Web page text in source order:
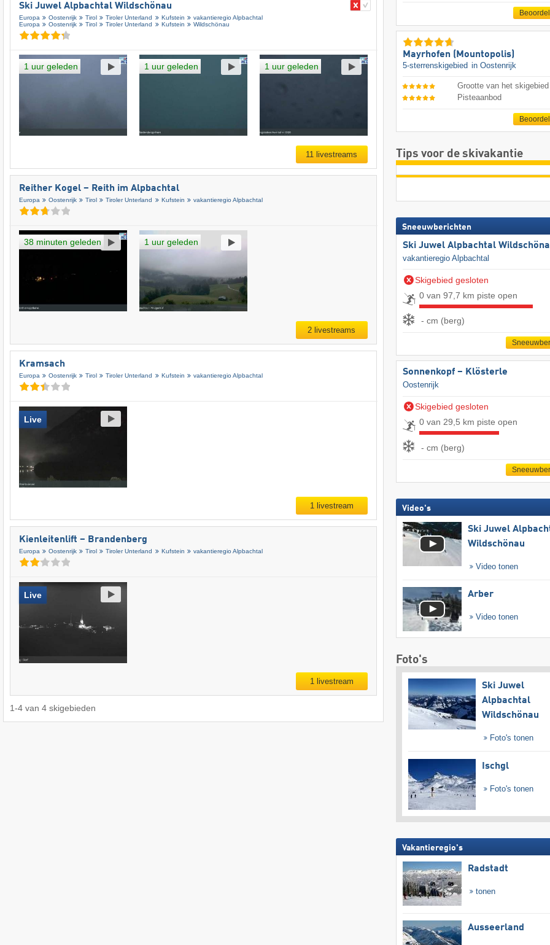
Ski Juwel Alpbachtal Wildschönau
Europa Oostenrijk Tirol Tiroler Unterland Kufstein
vakantieregio Alpbachtal
Europa
Oostenrijk Tirol Tiroler Unterland Kufstein Wildschönau
1 uur geleden 1 uur geleden 1 uur geleden
11 livestreams
Reither Kogel – Reith im Alpbachtal
Europa Oostenrijk Tirol Tiroler Unterland Kufstein vakantieregio Alpbachtal
38 minuten geleden 1 uur geleden
2 livestreams
Kramsach
Europa Oostenrijk Tirol Tiroler Unterland Kufstein vakantieregio Alpbachtal
Live
1 livestream
Kienleitenlift – Brandenberg
Europa Oostenrijk Tirol Tiroler Unterland Kufstein vakantieregio Alpbachtal
Live
1 livestream
1-4 van 4 skigebieden
Mayrhofen (Mountopolis)
5-sterrenskigebied in Oostenrijk
Grootte van het skigebied
Pisteaanbod
Tips voor de skivakantie
Sneeuwberichten
Ski Juwel Alpbachtal
vakantieregio Alpbachtal
Skigebied gesloten
0 van 97,7 km piste open
- cm (berg)
Sonnenkopf – Klösterle
Oostenrijk
Skigebied gesloten
0 van 29,5 km piste open
- cm (berg)
Video's
Ski Juwel
Wildschönau
Video tonen
Arber
Video tonen
Foto's
Ski Juwel
Alpbachtal
Wildschönau
Foto's tonen
Ischgl
Foto's tonen
Vakantieregio's
Radstadt
tonen
Ausseerland